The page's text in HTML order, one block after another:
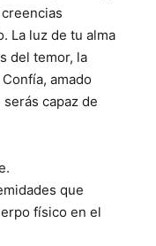
La luz de tu alma
del temor, la
amado
capaz de
que
físico en el